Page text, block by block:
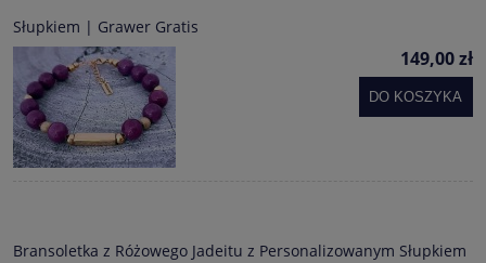
Słupkiem | Grawer Gratis
149,00 zł
DO KOSZYKA
Bransoletka z Różowego Jadeitu z Personalizowanym Słupkiem